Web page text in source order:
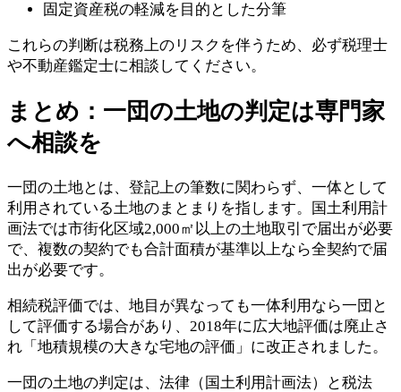
固定資産税の軽減を目的とした分筆
これらの判断は税務上のリスクを伴うため、必ず税理士
や不動産鑑定士に相談してください。
まとめ：一団の土地の判定は専門家
へ相談を
一団の土地とは、登記上の筆数に関わらず、一体として
利用されている土地のまとまりを指します。国土利用計
画法では市街化区域2,000㎡以上の土地取引で届出が必要
で、複数の契約でも合計面積が基準以上なら全契約で届
出が必要です。
相続税評価では、地目が異なっても一体利用なら一団と
して評価する場合があり、2018年に広大地評価は廃止さ
れ「地積規模の大きな宅地の評価」に改正されました。
一団の土地の判定は、法律（国土利用計画法）と税法